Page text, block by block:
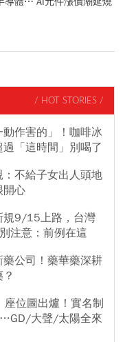
/ HOT STORIES /
作害的」！咖啡冰
「這時間」別喝了
不給子女出人頭地
開心
規9/15上路，台灣
注意：前例在這
公司！藥華藥深耕
座位圖出爐！實名制
大聲/太陽全來